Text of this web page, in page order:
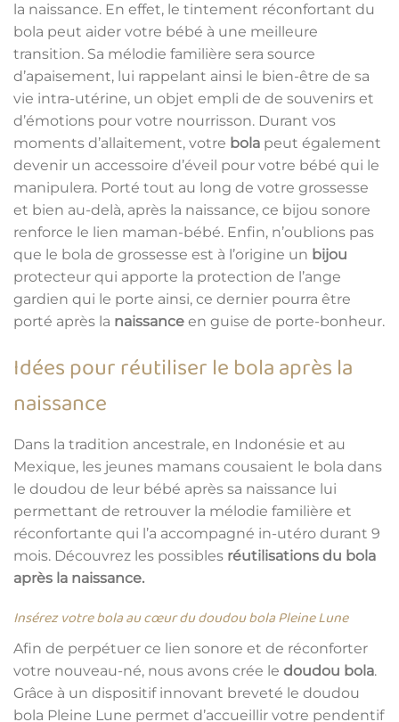
la naissance. En effet, le tintement réconfortant du
bola peut aider votre bébé à une meilleure
transition. Sa mélodie familière sera source
d’apaisement, lui rappelant ainsi le bien-être de sa
vie intra-utérine, un objet empli de de souvenirs et
d’émotions pour votre nourrisson. Durant vos
moments d’allaitement, votre bola peut également
devenir un accessoire d’éveil pour votre bébé qui le
manipulera. Porté tout au long de votre grossesse
et bien au-delà, après la naissance, ce bijou sonore
renforce le lien maman-bébé. Enfin, n’oublions pas
que le bola de grossesse est à l’origine un bijou
protecteur qui apporte la protection de l’ange
gardien qui le porte ainsi, ce dernier pourra être
porté après la naissance en guise de porte-bonheur.
Idées pour réutiliser le bola après la
naissance
Dans la tradition ancestrale, en Indonésie et au
Mexique, les jeunes mamans cousaient le bola dans
le doudou de leur bébé après sa naissance lui
permettant de retrouver la mélodie familière et
réconfortante qui l’a accompagné in-utéro durant 9
mois. Découvrez les possibles réutilisations du bola
après la naissance.
Insérez votre bola au cœur du doudou bola Pleine Lune
Afin de perpétuer ce lien sonore et de réconforter
votre nouveau-né, nous avons crée le doudou bola.
Grâce à un dispositif innovant breveté le doudou
bola Pleine Lune permet d’accueillir votre pendentif